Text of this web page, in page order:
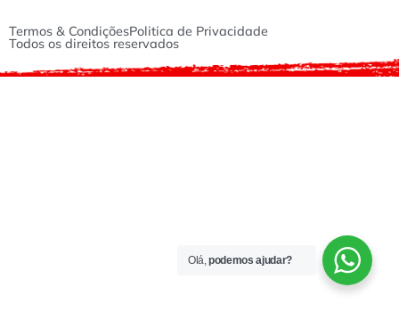
Termos & CondiçõesPolitica de Privacidade
Todos os direitos reservados
Olá,podemos ajudar?